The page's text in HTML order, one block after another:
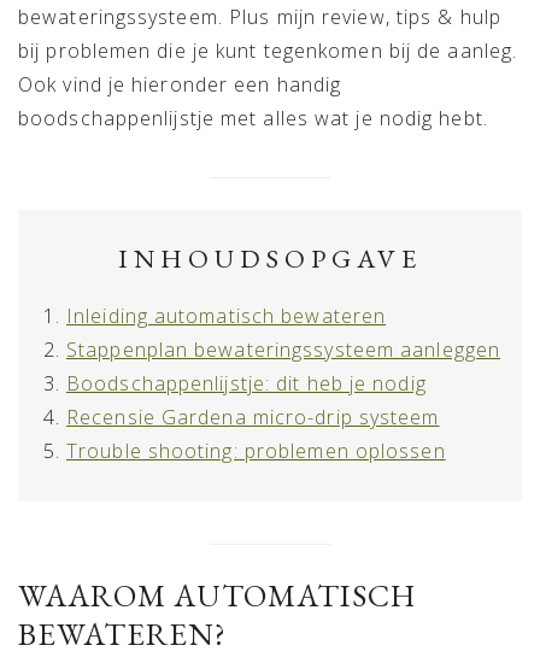
bewateringssysteem. Plus mijn review, tips & hulp
bij problemen die je kunt tegenkomen bij de aanleg.
Ook vind je hieronder een handig
boodschappenlijstje met alles wat je nodig hebt.
INHOUDSOPGAVE
Inleiding automatisch bewateren
Stappenplan bewateringssysteem aanleggen
Boodschappenlijstje: dit heb je nodig
Recensie Gardena micro-drip systeem
Trouble shooting: problemen oplossen
WAAROM AUTOMATISCH
BEWATEREN?